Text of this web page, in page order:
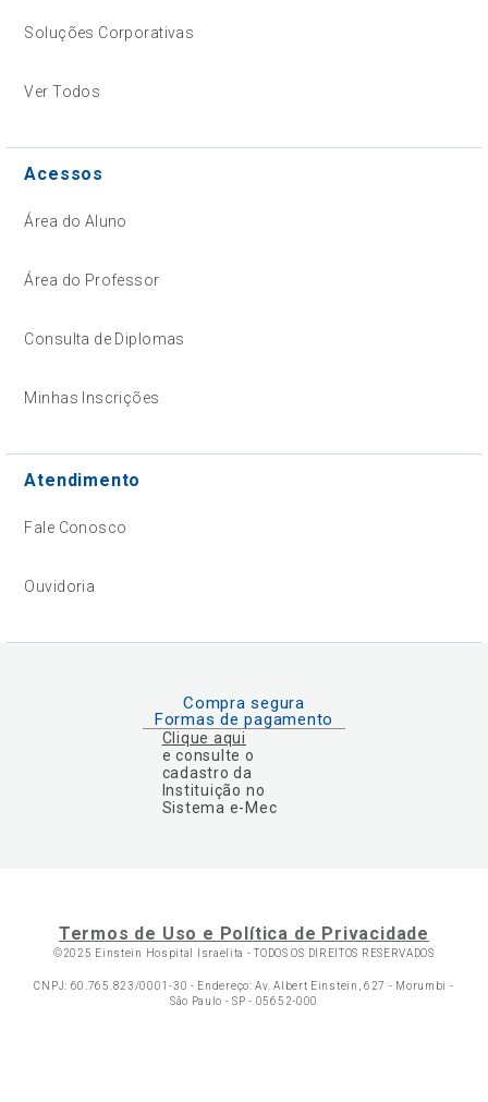
Soluções Corporativas
Ver Todos
Acessos
Área do Aluno
Área do Professor
Consulta de Diplomas
Minhas Inscrições
Atendimento
Fale Conosco
Ouvidoria
Compra segura
Formas de pagamento
Clique aqui
e consulte o
cadastro da
Instituição no
Sistema e-Mec
Termos de Uso e Política de Privacidade
©2025 Einstein Hospital Israelita -TODOS OS DIREITOS RESERVADOS
CNPJ: 60.765.823/0001-30 - Endereço: Av. Albert Einstein, 627 - Morumbi -
São Paulo - SP - 05652-000